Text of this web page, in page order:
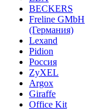
BECKERS
Freline GMbH
(Германия)
Lexand
Pidion
Россия
ZyXEL
Argox
Giraffe
Office Kit